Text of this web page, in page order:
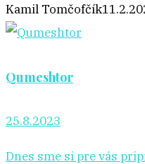
Kamil Tomčofčík
Qumeshtor
25.8.2023
Dnes sme si pre vás